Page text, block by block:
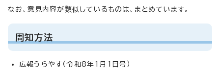
なお、意見内容が類似しているものは、まとめています。
周知方法
広報うらやす（令和8年1月1日号）